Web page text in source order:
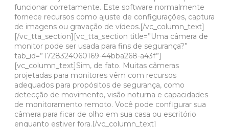
funcionar corretamente. Este software normalmente
fornece recursos como ajuste de configurações, captura
de imagens ou gravação de vídeos.[/vc_column_text]
[/vc_tta_section][vc_tta_section title=”Uma câmera de
monitor pode ser usada para fins de segurança?”
tab_id=”1728324060169-44bba268-a43f”]
[vc_column_text]Sim, de fato. Muitas câmeras
projetadas para monitores vêm com recursos
adequados para propósitos de segurança, como
detecção de movimento, visão noturna e capacidades
de monitoramento remoto. Você pode configurar sua
câmera para ficar de olho em sua casa ou escritório
enquanto estiver fora.[/vc_column_text]